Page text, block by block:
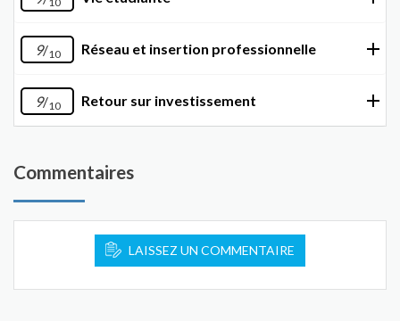
9/10 Réseau et insertion professionnelle
9/10 Retour sur investissement
Commentaires
LAISSEZ UN COMMENTAIRE